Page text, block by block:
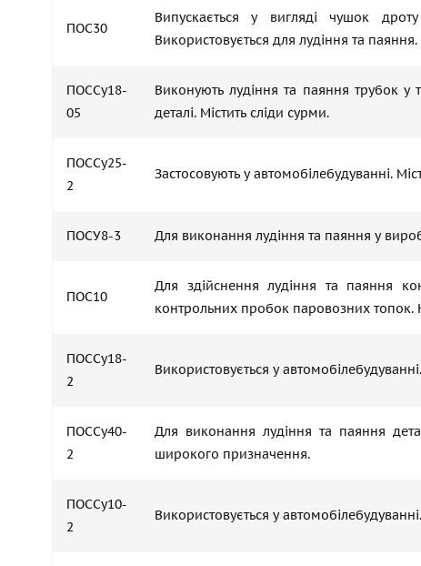
ПОС30
Випускається у вигляді чушок
Використовується для лудіння та
ПОССу18-
05
Виконують лудіння та паяння трубок у
деталі. Містить сліди сурми.
ПОССу25-
2
Застосовують у автомобілебудуванні.
ПОСУ8-3 Для виконання лудіння та паяння у
ПОС10
Для здійснення лудіння та паяння
контрольних пробок паровозних топок.
ПОССу18-
2
Використовується у
ПОССу40-
2
Для виконання лудіння та паяння
широкого призначення.
ПОССу10-
2
Використовується у